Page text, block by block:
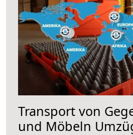
Transport von
und Möbeln